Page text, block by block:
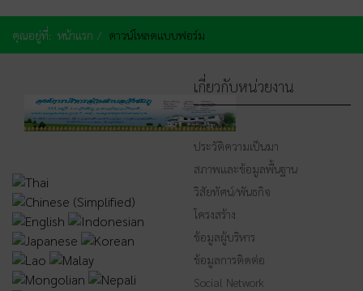
คุณอยู่ที่: หน้าแรก ดาวน์โหลดแบบฟอร์ม
เกี่ยวกับหน่วยงาน
หน้าหลัก
ประวัติความเป็นมา
สภาพและข้อมูลพื้นฐาน
วิสัยทัศน์/พันธกิจ
โครงสร้าง
ข้อมูลผู้บริหาร
ข้อมูลการติดต่อ
Social Network